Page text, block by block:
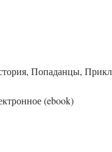
Попаданцы,
(ebook)